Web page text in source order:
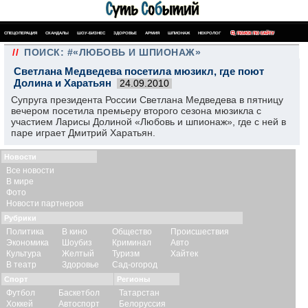
СПЕЦОПЕРАЦИЯ СКАНДАЛЫ ШОУ-БИЗНЕС ЗДОРОВЬЕ АРМИЯ ШПИОНАЖ НЕКРОЛОГ ПОИСК ПО САЙТУ
// ПОИСК: #«ЛЮБОВЬ И ШПИОНАЖ»
Светлана Медведева посетила мюзикл, где поют
Долина и Харатьян
24.09.2010
Супруга президента России Светлана Медведева в пятницу
вечером посетила премьеру второго сезона мюзикла с
участием Ларисы Долиной «Любовь и шпионаж», где с ней в
паре играет Дмитрий Харатьян.
Новости
Все новости
В мире
Фото
Новости партнеров
Рубрики
Политика
Экономика
Культура
В театр
В кино
Шоубиз
Желтый
Здоровье
Общество
Криминал
Туризм
Сад-огород
Происшествия
Авто
Хайтек
Спорт
Футбол
Хоккей
Баскетбол
Автоспорт
Регионы
Татарстан
Белоруссия